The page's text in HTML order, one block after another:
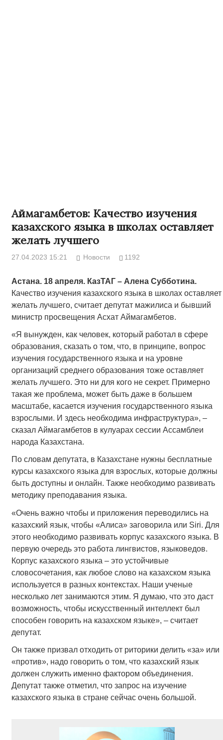
Аймагамбетов: Качество изучения
казахского языка в школах оставляет
желать лучшего
27.04.2023 15:21 Новости 1192
Астана. 18 апреля. КазТАГ – Алена Субботина.
Качество изучения казахского языка в школах оставляет
желать лучшего, считает депутат мажилиса и бывший
министр просвещения Асхат Аймагамбетов.
«Я вынужден, как человек, который работал в сфере
образования, сказать о том, что, в принципе, вопрос
изучения государственного языка и на уровне
организаций среднего образования тоже оставляет
желать лучшего. Это ни для кого не секрет. Примерно
такая же проблема, может быть даже в большем
масштабе, касается изучения государственного языка
взрослыми. И здесь необходима инфраструктура», –
сказал Аймагамбетов в кулуарах сессии Ассамблеи
народа Казахстана.
По словам депутата, в Казахстане нужны бесплатные
курсы казахского языка для взрослых, которые должны
быть доступны и онлайн. Также необходимо развивать
методику преподавания языка.
«Очень важно чтобы и приложения переводились на
казахский язык, чтобы «Алиса» заговорила или Siri. Для
этого необходимо развивать корпус казахского языка. В
первую очередь это работа лингвистов, языковедов.
Корпус казахского языка – это устойчивые
словосочетания, как любое слово на казахском языка
используется в разных контекстах. Наши ученые
несколько лет занимаются этим. Я думаю, что это даст
возможность, чтобы искусственный интеллект был
способен говорить на казахском языке», – считает
депутат.
Он также призвал отходить от риторики делить «за» или
«против», надо говорить о том, что казахский язык
должен служить именно фактором объединения.
Депутат также отметил, что запрос на изучение
казахского языка в стране сейчас очень большой.